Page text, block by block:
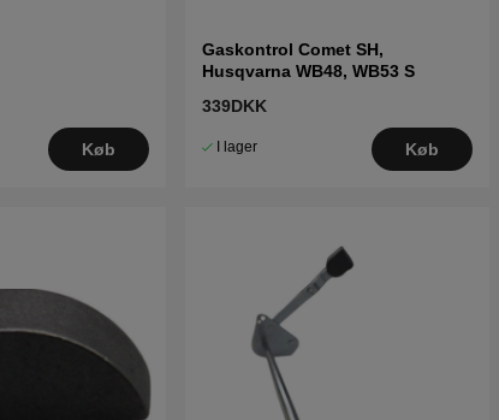
Køb
Gaskontrol Comet SH,
Husqvarna WB48, WB53 S
339DKK
I lager Køb